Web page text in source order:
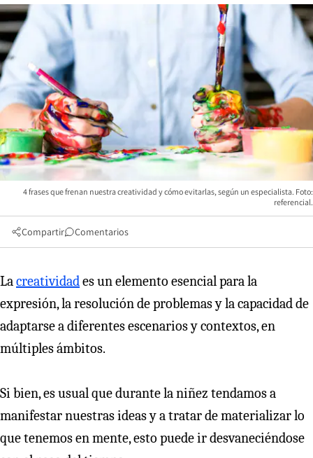
4 frases que frenan nuestra creatividad y cómo evitarlas, según un especialista. Foto:
referencial.
Compartir Comentarios
Lacreatividades un elemento esencial para la
expresión, la resolución de problemas y la capacidad de
adaptarse a diferentes escenarios y contextos, en
múltiples ámbitos.
Si bien, es usual que durante la niñez tendamos a
manifestar nuestras ideas y a tratar de materializar lo
que tenemos en mente, esto puede ir desvaneciéndose